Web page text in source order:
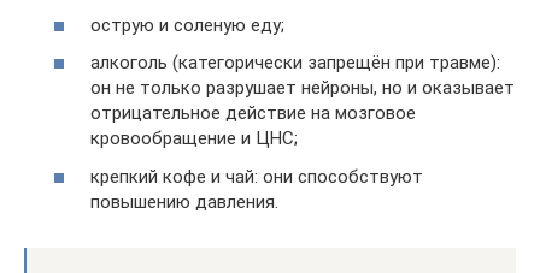
острую и соленую еду;
алкоголь (категорически запрещён при травме):
он не только разрушает нейроны, но и оказывает
отрицательное действие на мозговое
кровообращение и ЦНС;
крепкий кофе и чай: они способствуют
повышению давления.